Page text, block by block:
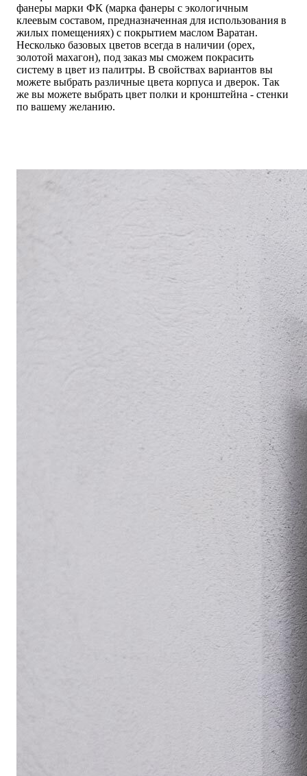
фанеры марки ФК (марка фанеры с экологичным
клеевым составом, предназначенная для использования в
жилых помещениях) с покрытием маслом Варатан.
Несколько базовых цветов всегда в наличии (орех,
золотой махагон), под заказ мы сможем покрасить
систему в цвет из палитры. В свойствах вариантов вы
можете выбрать различные цвета корпуса и дверок. Так
же вы можете выбрать цвет полки и кронштейна - стенки
по вашему желанию.